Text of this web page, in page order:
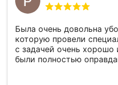
Была очень довольна
которую провели
с задачей очень
были полностью